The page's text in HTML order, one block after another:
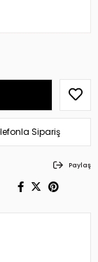
Sipariş
Paylaş